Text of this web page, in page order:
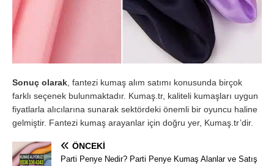
Sonuç olarak, fantezi kumaş alım satımı konusunda birçok
farklı seçenek bulunmaktadır. Kumaş.tr, kaliteli kumaşları uygun
fiyatlarla alıcılarına sunarak sektördeki önemli bir oyuncu haline
gelmiştir. Fantezi kumaş arayanlar için doğru yer, Kumaş.tr’dir.
ÖNCEKI
Parti Penye Nedir? Parti Penye Kumaş Alanlar ve Satış